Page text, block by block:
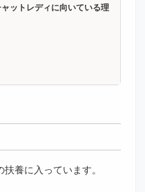
ットレディに向いている理
養に入っています。